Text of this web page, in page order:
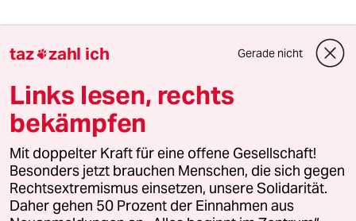
G Geron
Was soll dieses Ashton-Gequatsche, glaubt sie
wirklich, dass jemand der "sedlement"-
Produkte nie kaufen würde, auch nur eine
israelische Dattel und sei sie noch so pc-
geprüft auch nur ansehen würde?
Ich finde gut, wenn diese Kennzeichnung käme,
denn dann könnte man die Siedler und ihre
taz zahl ich Gerade nicht
Links lesen, rechts
bekämpfen
Mit doppelter Kraft für eine offene Gesellschaft!
Besonders jetzt brauchen Menschen, die sich gegen
Rechtsextremismus einsetzen, unsere Solidarität.
Daher gehen 50 Prozent der Einnahmen aus